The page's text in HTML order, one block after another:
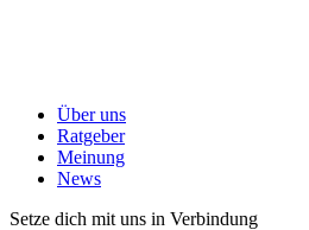
Über uns
Ratgeber
Meinung
News
Setze dich mit uns in Verbindung